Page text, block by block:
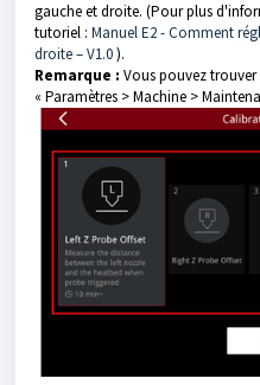
gauche et droite. (Pour plus
tutoriel : Manuel E2 - Comment
droite – V1.0).
Remarque : Vous pouvez trouver
« Paramètres > Machine >